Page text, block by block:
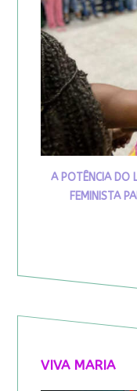
A POTÊNCIA DO
FEMINISTA
VIVA MARIA